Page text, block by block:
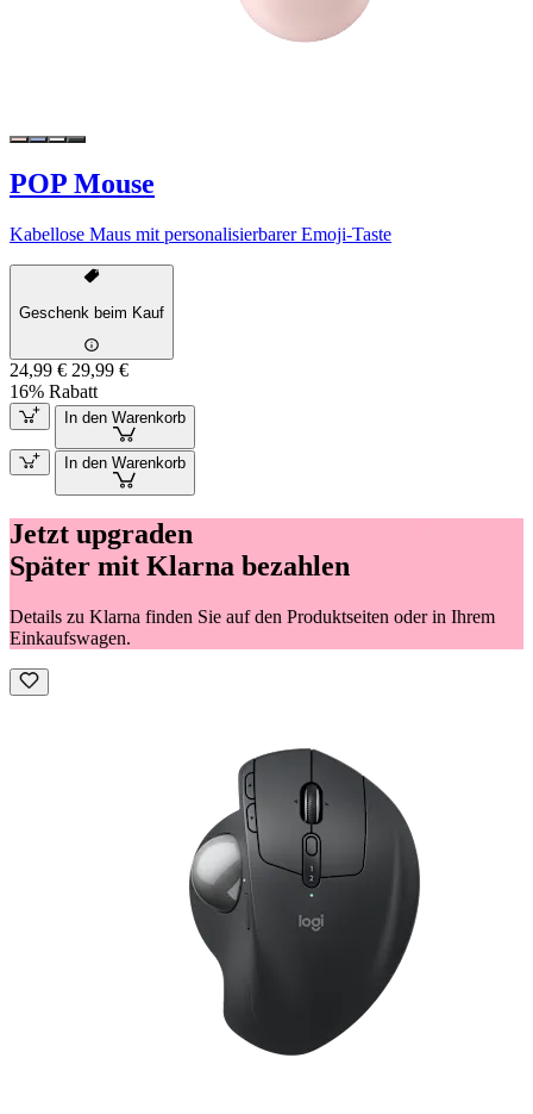
POP Mouse
Kabellose Maus mit personalisierbarer Emoji-Taste
Geschenk beim Kauf
24,99 € 29,99 €
16% Rabatt
In den Warenkorb
In den Warenkorb
Jetzt upgraden
Später mit Klarna bezahlen
Details zu Klarna finden Sie auf den Produktseiten oder in Ihrem
Einkaufswagen.